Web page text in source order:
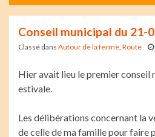
Conseil municipal du 21-
Classé dans Autour de la ferme, Route
Hier avait lieu le premier conseil
estivale.
Les délibérations concernant la
de celle de ma famille pour faire